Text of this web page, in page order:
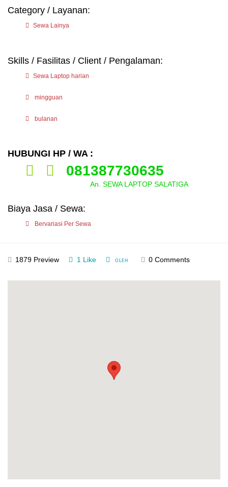
Category / Layanan:
Sewa Lainya
Skills / Fasilitas / Client / Pengalaman:
Sewa Laptop harian
mingguan
bulanan
HUBUNGI HP / WA :
081387730635
An. SEWA LAPTOP SALATIGA
Biaya Jasa / Sewa:
Bervariasi Per Sewa
1879 Preview 1 Like OLEH 0 Comments